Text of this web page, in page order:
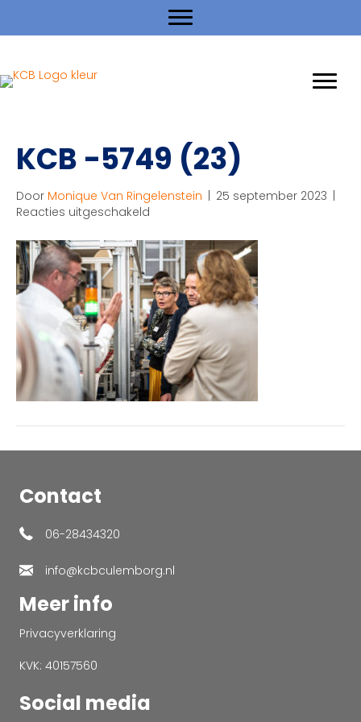
KCB -5749 (23)
Door Monique Van Ringelenstein 25 september 2023
Reacties uitgeschakeld
-5749
(23)
Contact
06-28434320
info@kcbculemborg.nl
Meer info
Privacyverklaring
KVK: 40157560
Social media